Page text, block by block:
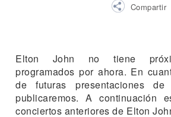
Compartir
Elton John no tiene
programados por ahora. En
de futuras presentaciones
publicaremos. A continuación
conciertos anteriores de Elton